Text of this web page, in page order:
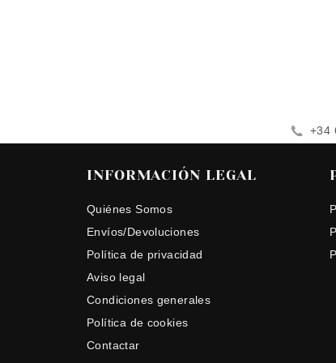
+34
INFORMACIÓN LEGAL
Quiénes Somos
Envíos/Devoluciones
Política de privacidad
Aviso legal
Condiciones generales
Política de cookies
Contactar